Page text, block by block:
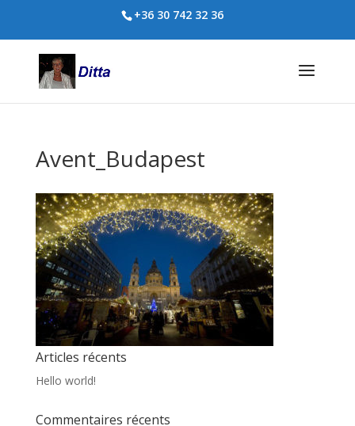
+36 30 742 32 36
Avent_Budapest
Articles récents
Hello world!
Commentaires récents